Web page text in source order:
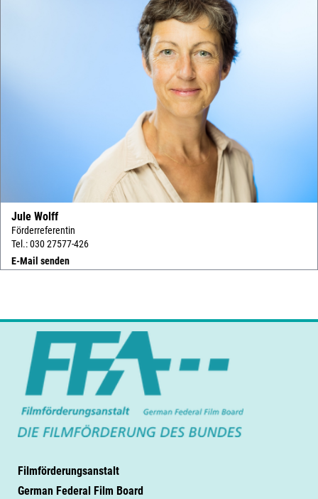
Jule Wolff
Förderreferentin
Tel.: 030 27577-426
E-Mail senden
Filmförderungsanstalt
German Federal Film Board